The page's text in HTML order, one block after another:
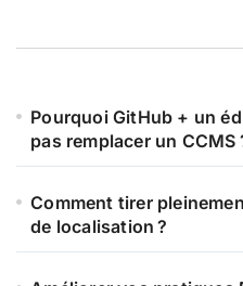
Pourquoi GitHub + un
pas remplacer un CCMS
Comment tirer
de localisation ?